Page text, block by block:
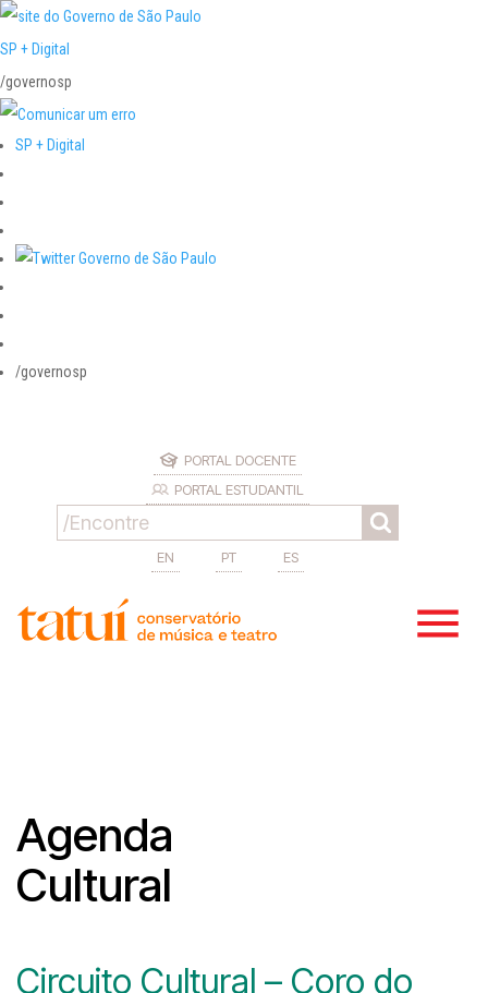
SP + Digital
/governosp
SP + Digital
/governosp
PORTAL DOCENTE
PORTAL ESTUDANTIL
EN PT ES
Agenda
Cultural
Circuito Cultural – Coro do